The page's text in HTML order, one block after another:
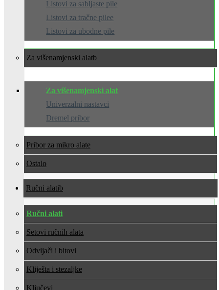
Listovi za sabljaste pile
Listovi za tračne pilee
Listovi za ubodne pile
Za višenamjenski alat
Za višenamjenski alat
Univerzalni nastavci
Dremel pribor
Pribor za mikro alate
Ostalo
Ručni alati
Ručni alati
Setovi ručnih alata
Odvijači i bitovi
Kliješta i stezaljke
Ključevi